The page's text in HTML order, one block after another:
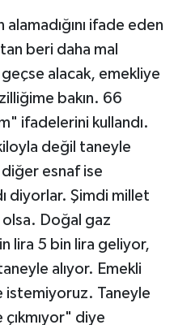
alamadığını ifade eden
beri daha mal
alacak, emekliye
bakın. 66
ifadelerini kullandı.
değil taneyle
diğer esnaf ise
diyorlar. Şimdi millet
olsa. Doğal gaz
lira 5 bin lira geliyor,
alıyor. Emekli
istemiyoruz. Taneyle
diye